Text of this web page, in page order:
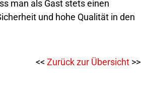
man als Gast stets einen
und hohe Qualität in den
<< Zurück zur Übersicht >>